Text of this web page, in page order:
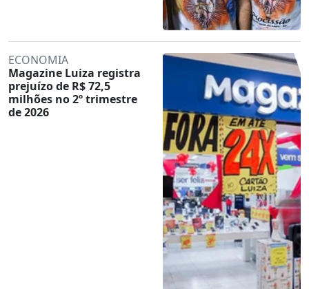
ECONOMIA
Magazine Luiza registra
prejuízo de R$ 72,5
milhões no 2º trimestre
de 2026